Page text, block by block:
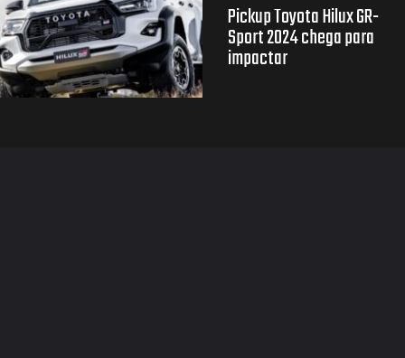
Pickup Toyota Hilux GR-
Sport 2024 chega para
impactar